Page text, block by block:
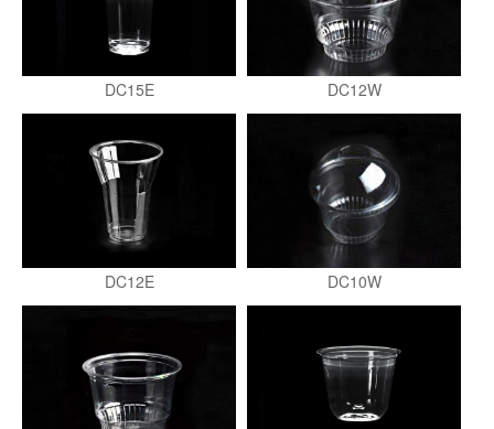
DC15E DC12W
DC12E DC10W